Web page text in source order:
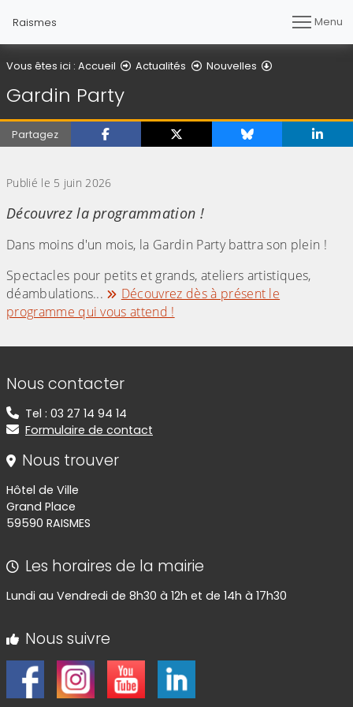
Raismes Menu
Vous êtes ici : Accueil Actualités Nouvelles
Gardin Party
Partagez
Publié le 5 juin 2026
Découvrez la programmation !
Dans moins d'un mois, la Gardin Party battra son plein !
Spectacles pour petits et grands, ateliers artistiques,
déambulations...
Découvrez dès à présent le
programme qui vous attend !
Informations de contact
Nous contacter
Tel : 03 27 14 94 14
Formulaire de contact
Nous trouver
Hôtel de Ville
Grand Place
59590 RAISMES
Les horaires de la mairie
Lundi au Vendredi de 8h30 à 12h et de 14h à 17h30
Nous suivre